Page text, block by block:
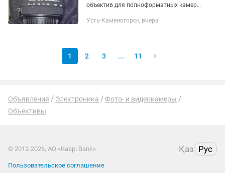
объектив для полноформатных камер.
разных брендов. Имеет отличную
Усть-Каменогорск, вчера
1 2 3 ... 11
Объявления Электроника
Фото- и видеокамеры
Объективы
© 2012-2026, АО «Kaspi Bank» Қаз Рус
Пользовательское соглашение